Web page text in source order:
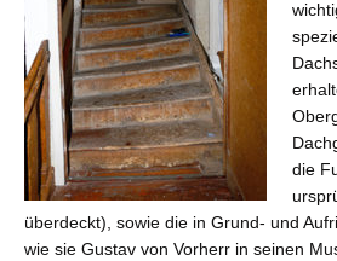
die
überdeckt), sowie die in Grund- und
wie sie Gustav von Vorherr in seinen